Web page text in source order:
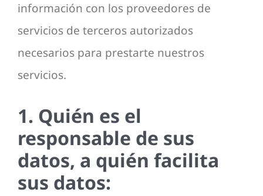
información con los proveedores de
servicios de terceros autorizados
necesarios para prestarte nuestros
servicios.
1. Quién es el
responsable de sus
datos, a quién facilita
sus datos: